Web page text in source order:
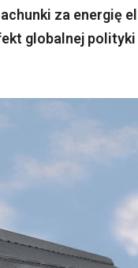
za energię
globalnej polityki